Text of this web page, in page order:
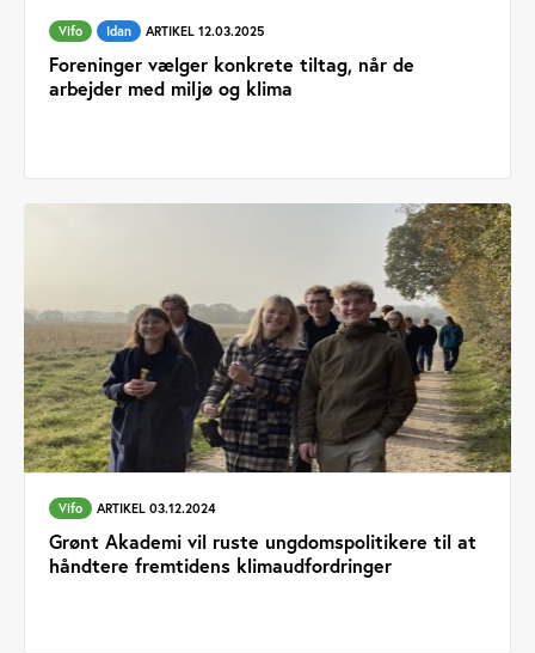
Vifo Idan ARTIKEL 12.03.2025
Foreninger vælger konkrete tiltag, når de
arbejder med miljø og klima
Vifo ARTIKEL 03.12.2024
Grønt Akademi vil ruste ungdomspolitikere til at
håndtere fremtidens klimaudfordringer